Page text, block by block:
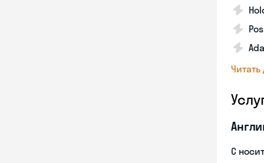
С